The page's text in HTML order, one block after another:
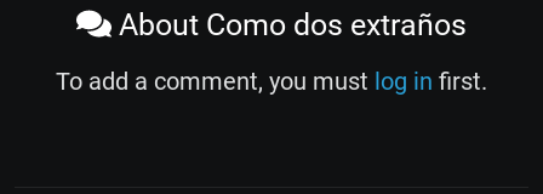
About Como dos extraños
To add a comment, you must log in first.